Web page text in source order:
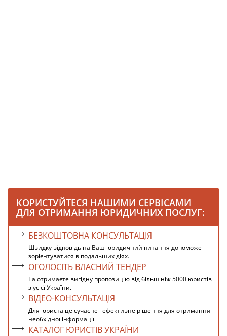
КОРИСТУЙТЕСЯ НАШИМИ СЕРВІСАМИ
ДЛЯ ОТРИМАННЯ ЮРИДИЧНИХ ПОСЛУГ:
БЕЗКОШТОВНА КОНСУЛЬТАЦІЯ
Швидку відповідь на Ваш юридичний питання допоможе
зорієнтуватися в подальших діях.
ОГОЛОСІТЬ ВЛАСНИЙ ТЕНДЕР
Та отримаєте вигідну пропозицію від більш ніж 5000 юристів
з усієї України.
ВІДЕО-КОНСУЛЬТАЦІЯ
Для юриста це сучасне і ефективне рішення для отримання
необхідної інформації
КАТАЛОГ ЮРИСТІВ УКРАЇНИ